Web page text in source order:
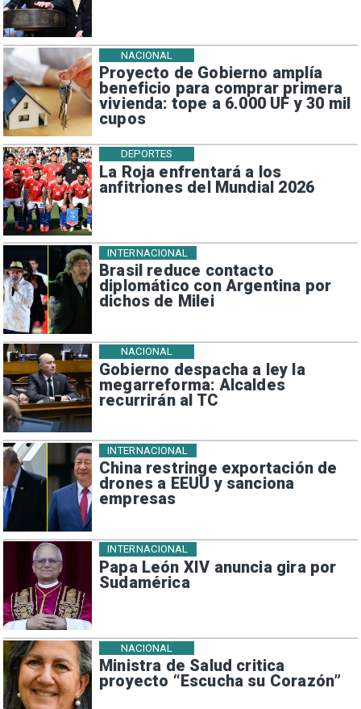
Proyecto de Gobierno amplía
beneficio para comprar primera
vivienda: tope a 6.000 UF y 30 mil
cupos
NACIONAL
La Roja enfrentará a los
anfitriones del Mundial 2026
DEPORTES
Brasil reduce contacto
diplomático con Argentina por
dichos de Milei
INTERNACIONAL
Gobierno despacha a ley la
megarreforma: Alcaldes
recurrirán al TC
NACIONAL
China restringe exportación de
drones a EEUU y sanciona
empresas
INTERNACIONAL
Papa León XIV anuncia gira por
Sudamérica
INTERNACIONAL
Ministra de Salud critica
proyecto “Escucha su Corazón”
NACIONAL